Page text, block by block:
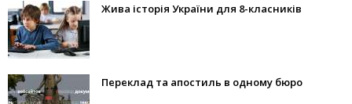
Жива історія України для 8-класників
Переклад та апостиль в одному бюро